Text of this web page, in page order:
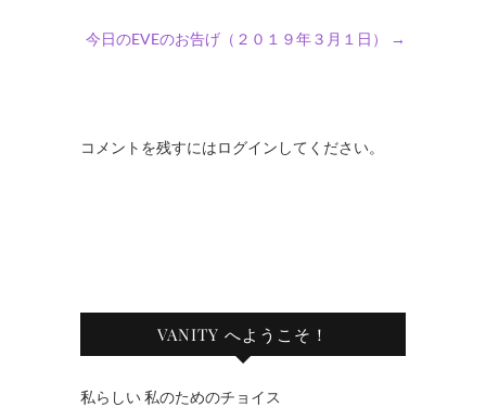
今日のEVEのお告げ（２０１９年３月１日） →
コメントを残すにはログインしてください。
VANITY へようこそ！
私らしい 私のためのチョイス